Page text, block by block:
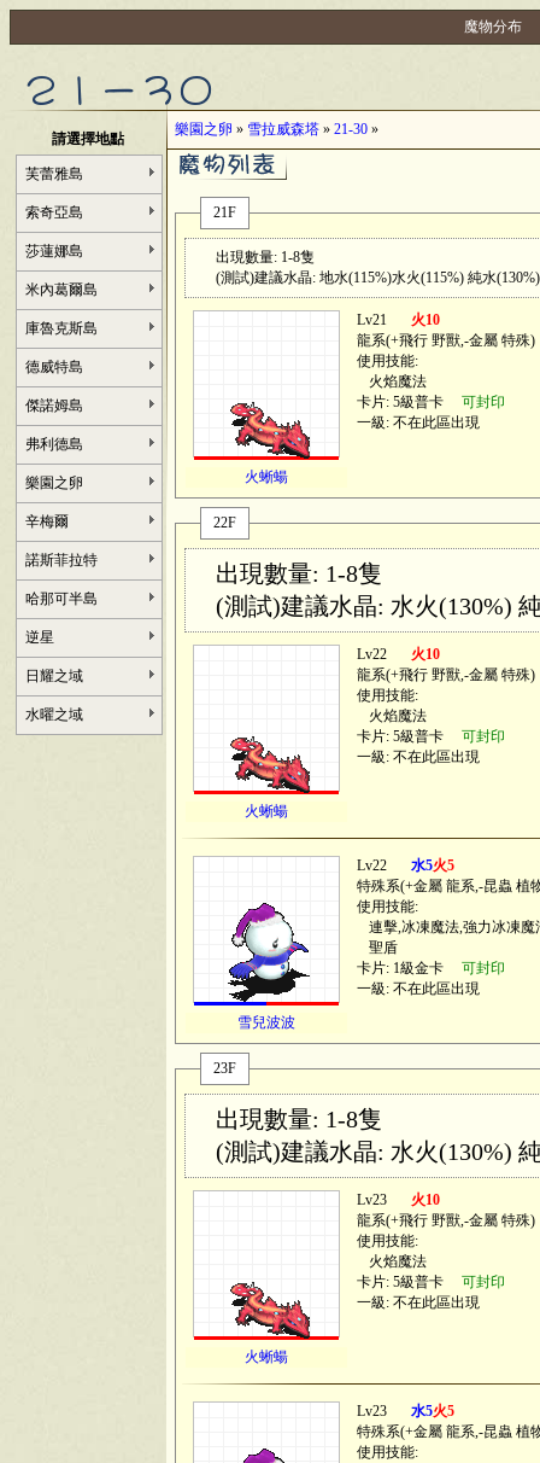
魔物分布
請選擇地點
芙蕾雅島
索奇亞島
莎蓮娜島
米內葛爾島
庫魯克斯島
德威特島
傑諾姆島
弗利德島
樂園之卵
辛梅爾
諾斯菲拉特
哈那可半島
逆星
日耀之域
水曜之域
樂園之卵 » 雪拉威森塔 » 21-30 »
21F
出現數量: 1-8隻
(測試)建議水晶: 地水(115%)水火(115%) 純水(130%)
火蜥蝪
Lv21
火10
龍系(+飛行 野獸,-金屬 特殊)
使用技能:
火焰魔法
卡片: 5級普卡 可封印
一級: 不在此區出現
22F
出現數量: 1-8隻
(測試)建議水晶: 水火(130%)
火蜥蝪
Lv22
火10
龍系(+飛行 野獸,-金屬 特殊)
使用技能:
火焰魔法
卡片: 5級普卡 可封印
一級: 不在此區出現
雪兒波波
Lv22 水5火5
特殊系(+金屬 龍系,-昆蟲 植
使用技能:
連擊,冰凍魔法,強力冰凍魔
聖盾
卡片: 1級金卡 可封印
一級: 不在此區出現
23F
出現數量: 1-8隻
(測試)建議水晶: 水火(130%)
火蜥蝪
Lv23
火10
龍系(+飛行 野獸,-金屬 特殊)
使用技能:
火焰魔法
卡片: 5級普卡 可封印
一級: 不在此區出現
Lv23 水5火5
特殊系(+金屬 龍系,-昆蟲 植
使用技能: